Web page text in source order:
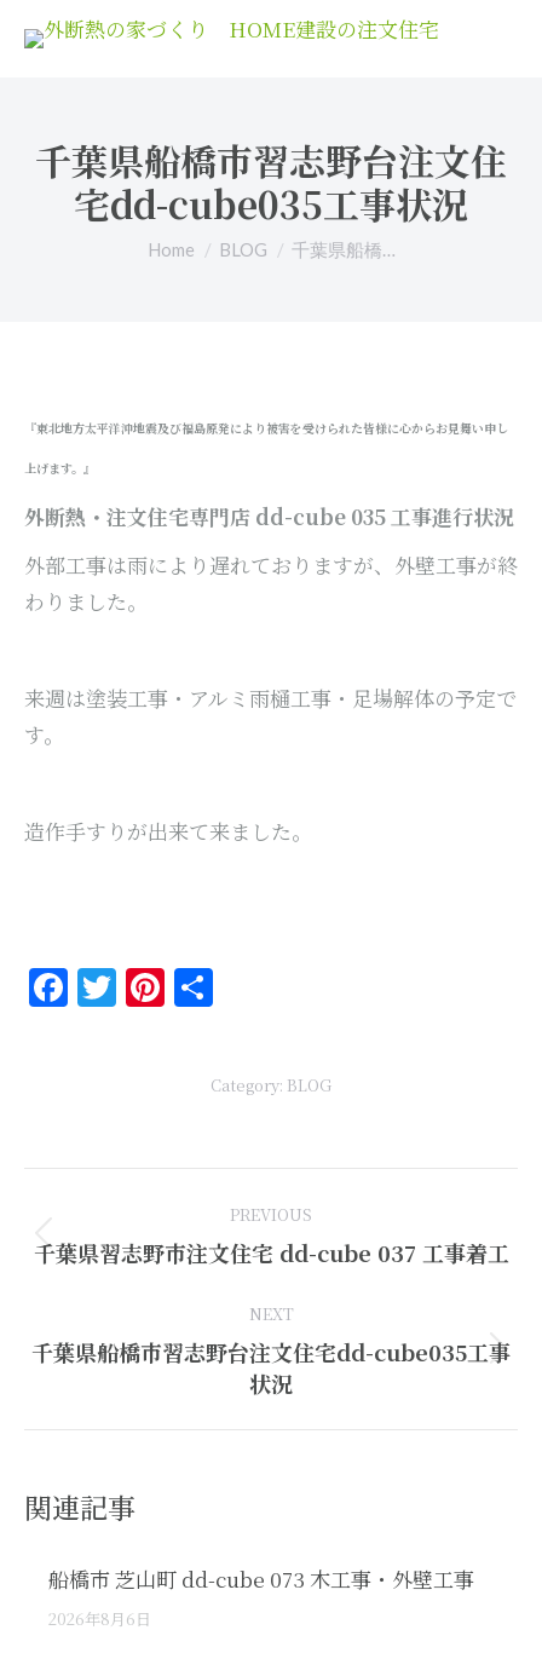
千葉県船橋市習志野台注文住
宅dd-cube035工事状況
You are here:
Home BLOG 千葉県船橋…
『東北地方太平洋沖地震及び福島原発により被害を受けられた皆様に心からお見舞い申し
上げます。』
外断熱・注文住宅専門店 dd-cube 035工事進行状況
外部工事は雨により遅れておりますが、外壁工事が終
わりました。
来週は塗装工事・アルミ雨樋工事・足場解体の予定で
す。
造作手すりが出来て来ました。
Facebook
Twitter
Pinterest
Category: BLOG
PREVIOUS
Previous
千葉県習志野市注文住宅 dd-cube 037 工事着工
NEXT
Next
post:
千葉県船橋市習志野台注文住宅dd-cube035工事
状況
関連記事
船橋市 芝山町 dd-cube 073 木工事・外壁工事
2026年8月6日